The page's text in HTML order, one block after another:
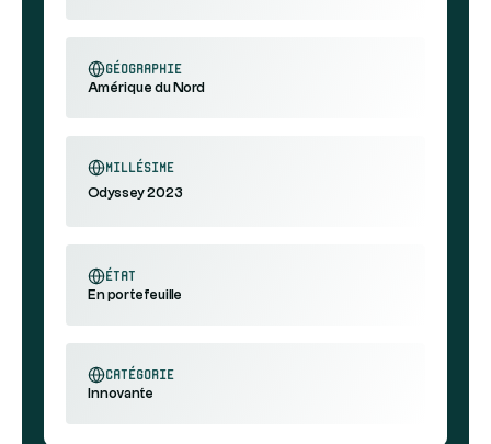
géographie
Amérique du Nord
millésime
Odyssey 2023
état
En portefeuille
catégorie
Innovante